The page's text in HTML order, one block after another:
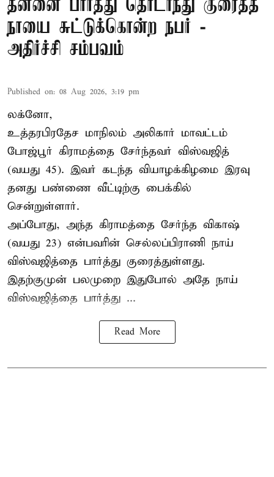
தன்னை பார்த்து தொடர்ந்து குரைத்த
நாயை சுட்டுக்கொன்ற நபர் -
அதிர்ச்சி சம்பவம்
Published on: 08 Aug 2026, 3:19 pm
லக்னோ,
உத்தரபிரதேச மாநிலம் அலிகார் மாவட்டம்
போஜ்பூர் கிராமத்தை சேர்ந்தவர் விஸ்வஜித்
(வயது 45). இவர் கடந்த வியாழக்கிழமை இரவு
தனது பண்ணை வீட்டிற்கு பைக்கில்
சென்றுள்ளார்.
அப்போது, அந்த கிராமத்தை சேர்ந்த விகாஷ்
(வயது 23) என்பவரின் செல்லப்பிராணி நாய்
விஸ்வஜித்தை பார்த்து குரைத்துள்ளது.
இதற்குமுன் பலமுறை இதுபோல் அதே நாய்
விஸ்வஜித்தை பார்த்து ...
Read More